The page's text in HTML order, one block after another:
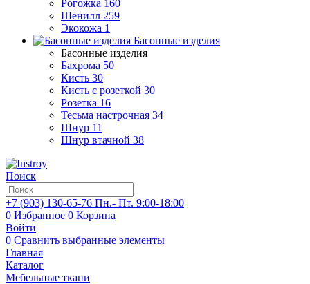
Рогожка 160
Шенилл 259
Экокожа 1
Басонные изделия
Басонные изделия
Бахрома 50
Кисть 30
Кисть с розеткой 30
Розетка 16
Тесьма настрочная 34
Шнур 11
Шнур втачной 38
Поиск
+7 (903) 130-65-76 Пн.- Пт. 9:00-18:00
0 Избранное 0 Корзина
Войти
0 Сравнить выбранные элементы
Главная
Каталог
Мебельные ткани